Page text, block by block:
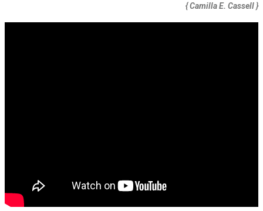
{ Camilla E. Cassell }